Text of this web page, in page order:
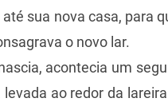
sua nova casa, para
o novo lar.
acontecia um
ao redor da